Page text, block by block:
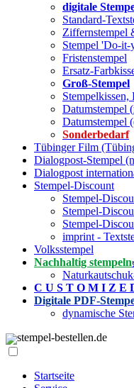
digitale
Standard-
Ziffernstempel
Stempel 'Do-it-
Fristenstempel
Ersatz-
Groß-Stempel
Stempelkissen,
Datumstempel (
Datumstempel
Sonderbedarf
Tübinger Film
Dialogpost-Stempel
Dialogpost
Stempel-Discount
Stempel-
Stempel-
Stempel-
imprint -
Volksstempel
Nachhaltig stempeln
C U S T O M I Z E
Digitale PDF-
dynamische
stempel-bestellen.de
Startseite